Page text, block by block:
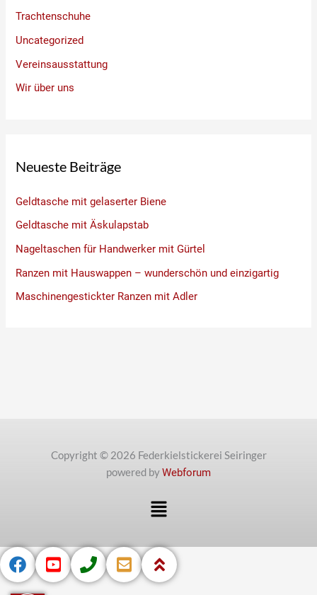
Trachtenschuhe
Uncategorized
Vereinsausstattung
Wir über uns
Neueste Beiträge
Geldtasche mit gelaserter Biene
Geldtasche mit Äskulapstab
Nageltaschen für Handwerker mit Gürtel
Ranzen mit Hauswappen – wunderschön und einzigartig
Maschinengestickter Ranzen mit Adler
Copyright © 2026 Federkielstickerei Seiringer
powered byWebforum
Menü